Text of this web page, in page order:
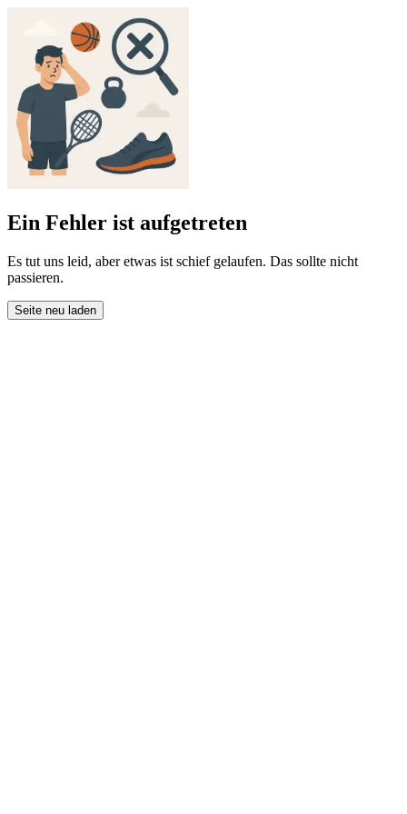
Ein Fehler ist aufgetreten
Es tut uns leid, aber etwas ist schief gelaufen. Das sollte nicht
passieren.
Seite neu laden